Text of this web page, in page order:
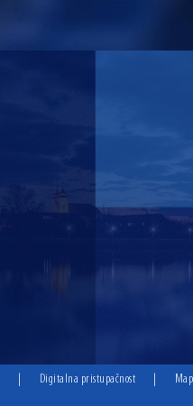
Digitalna pristupačnost